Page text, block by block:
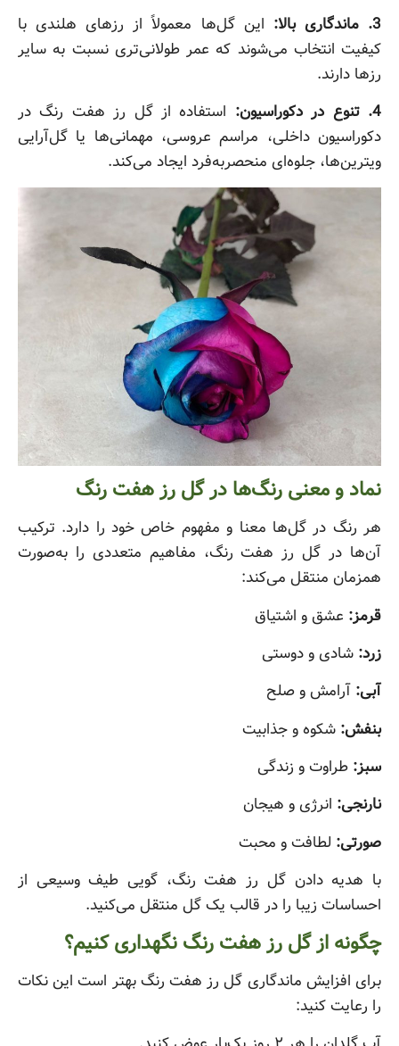
3. ماندگاری بالا:
این گل‌ها معمولاً از رزهای هلندی با
کیفیت انتخاب می‌شوند که عمر طولانی‌تری نسبت به سایر
رزها دارند.
4. تنوع در دکوراسیون:
استفاده از گل رز هفت رنگ در
دکوراسیون داخلی، مراسم‌ عروسی، مهمانی‌ها یا گل‌آرایی
ویترین‌ها، جلوه‌ای منحصربه‌فرد ایجاد می‌کند.
نماد و معنی رنگ‌ها در گل رز هفت رنگ
هر رنگ در گل‌ها معنا و مفهوم خاص خود را دارد. ترکیب
آن‌ها در گل رز هفت رنگ، مفاهیم متعددی را به‌صورت
همزمان منتقل می‌کند:
قرمز: عشق و اشتیاق
زرد: شادی و دوستی
آبی: آرامش و صلح
بنفش: شکوه و جذابیت
سبز: طراوت و زندگی
نارنجی: انرژی و هیجان
صورتی: لطافت و محبت
با هدیه دادن گل رز هفت رنگ، گویی طیف وسیعی از
احساسات زیبا را در قالب یک گل منتقل می‌کنید.
چگونه از گل رز هفت رنگ نگهداری کنیم؟
برای افزایش ماندگاری گل رز هفت رنگ بهتر است این نکات
را رعایت کنید: